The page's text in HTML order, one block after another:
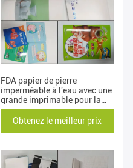
FDA papier de pierre
imperméable à l'eau avec une
grande imprimable pour la
papeterie et l'emballage
Obtenez le meilleur prix